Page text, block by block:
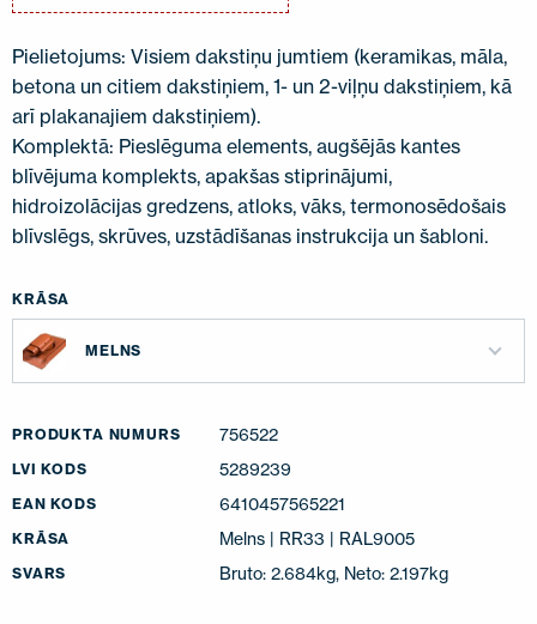
Pielietojums: Visiem dakstiņu jumtiem (keramikas, māla,
betona un citiem dakstiņiem, 1- un 2-viļņu dakstiņiem, kā
arī plakanajiem dakstiņiem).
Komplektā: Pieslēguma elements, augšējās kantes
blīvējuma komplekts, apakšas stiprinājumi,
hidroizolācijas gredzens, atloks, vāks, termonosēdošais
blīvslēgs, skrūves, uzstādīšanas instrukcija un šabloni.
KRĀSA
MELNS
PRODUKTA NUMURS 756522
LVI KODS 5289239
EAN KODS 6410457565221
KRĀSA Melns | RR33 | RAL9005
SVARS Bruto: 2.684kg, Neto: 2.197kg